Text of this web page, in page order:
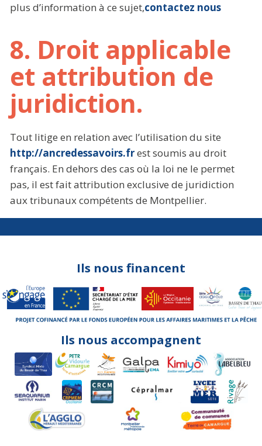
plus d’information à ce sujet,contactez nous
8. Droit applicable
et attribution de
juridiction.
Tout litige en relation avec l’utilisation du site
http://ancredessavoirs.frest soumis au droit
français. En dehors des cas où la loi ne le permet
pas, il est fait attribution exclusive de juridiction
aux tribunaux compétents de Montpellier.
Ils nous financent
Ils nous accompagnent